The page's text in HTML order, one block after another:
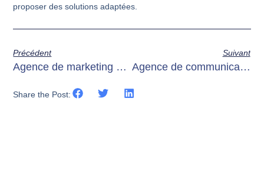
proposer des solutions adaptées.
Précédent
Agence de marketing digital en France: Les meilleurs services pour votre entreprise
Suivant
Agence de communication digitale Paris: Les clés du succès en ligne
Share the Post: